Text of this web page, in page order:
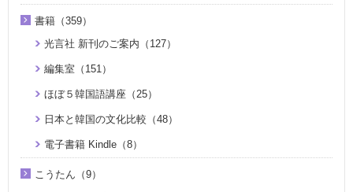
書籍（359）
光言社 新刊のご案内（127）
編集室（151）
ほぼ５韓国語講座（25）
日本と韓国の文化比較（48）
電子書籍 Kindle（8）
こうたん（9）